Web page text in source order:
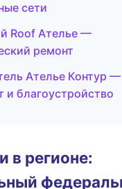
сети
Roof Ателье —
ремонт
Ателье Контур —
и благоустройство
в регионе: